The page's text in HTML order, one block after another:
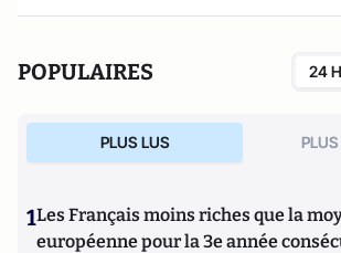
POPULAIRES 24
PLUS LUS
1Les Français moins riches que la
européenne pour la 3e année